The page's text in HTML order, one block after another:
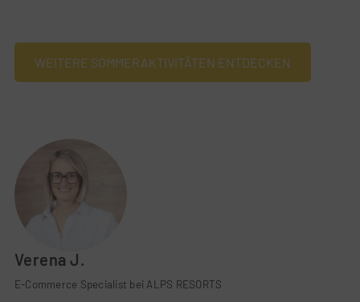
WEITERE SOMMERAKTIVITÄTEN ENTDECKEN
Verena J.
E-Commerce Specialist bei ALPS RESORTS